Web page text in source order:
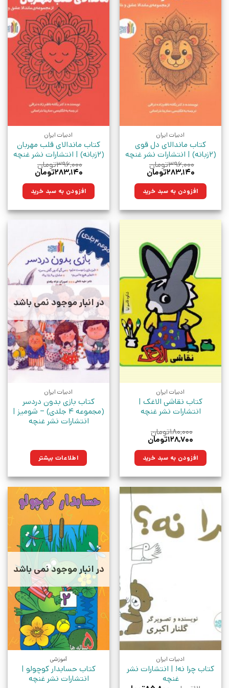
ادبیات ایران
کتاب ماندالای دل قوی
(2زبانه) | انتشارات نشر غنچه
۳۹۶,۰۰۰تومان
قیمت
۳۹۶,۰۰۰تومان
بود.
۲۸۳,۱۴۰تومان
۲۸۳,۱۴۰تومان.افزودن به سبد خرید
ادبیات ایران
کتاب ماندالای قلب مهربان
(2زبانه) | انتشارات نشر غنچه
۳۹۶,۰۰۰تومان
قیمت
۳۹۶,۰۰۰تومان
بود.
۲۸۳,۱۴۰تومان
۲۸۳,۱۴۰تومان.افزودن به سبد خرید
ادبیات ایران
کتاب نقاشی الاغک |
انتشارات نشر غنچه
۱۸۰,۰۰۰تومان
قیمت
۱۸۰,۰۰۰تومان
بود.
۱۲۸,۷۰۰تومان
۱۲۸,۷۰۰تومان.افزودن به سبد خرید
در انبار موجود نمی باشد
ادبیات ایران
کتاب بازی بدون دردسر
(مجموعه 4 جلدی) – شومیز |
انتشارات نشر غنچه
اطلاعات بیشتر
ادبیات ایران
کتاب چرا نه! | انتشارات نشر
غنچه
در انبار موجود نمی باشد
آموزشی
کتاب حسابدار کوچولو |
انتشارات نشر غنچه